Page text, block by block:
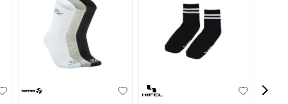
30 %